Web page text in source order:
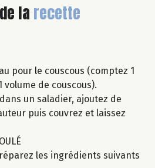
de la recette
pour le couscous (comptez 1
volume de couscous).
un saladier, ajoutez de
puis couvrez et laissez
les ingrédients suivants